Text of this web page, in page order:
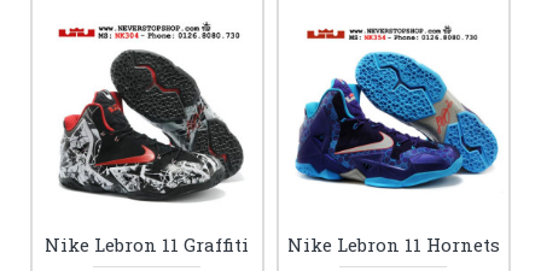
Nike Lebron 11 Graffiti Nike Lebron 11 Hornets